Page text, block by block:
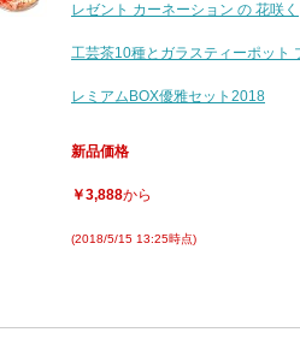
レゼント カーネーション の 花咲く
工芸茶10種とガラスティーポット
レミアムBOX優雅セット2018
新品価格
￥3,888から
(2018/5/15 13:25時点)